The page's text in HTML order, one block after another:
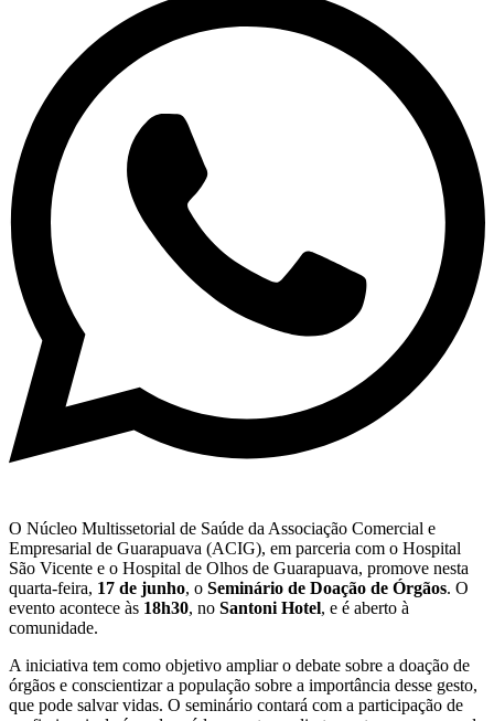
O Núcleo Multissetorial de Saúde da Associação Comercial e
Empresarial de Guarapuava (ACIG), em parceria com o Hospital
São Vicente e o Hospital de Olhos de Guarapuava, promove nesta
quarta-feira, 17 de junho, o Seminário de Doação de Órgãos. O
evento acontece às 18h30, no Santoni Hotel, e é aberto à
comunidade.
A iniciativa tem como objetivo ampliar o debate sobre a doação de
órgãos e conscientizar a população sobre a importância desse gesto,
que pode salvar vidas. O seminário contará com a participação de